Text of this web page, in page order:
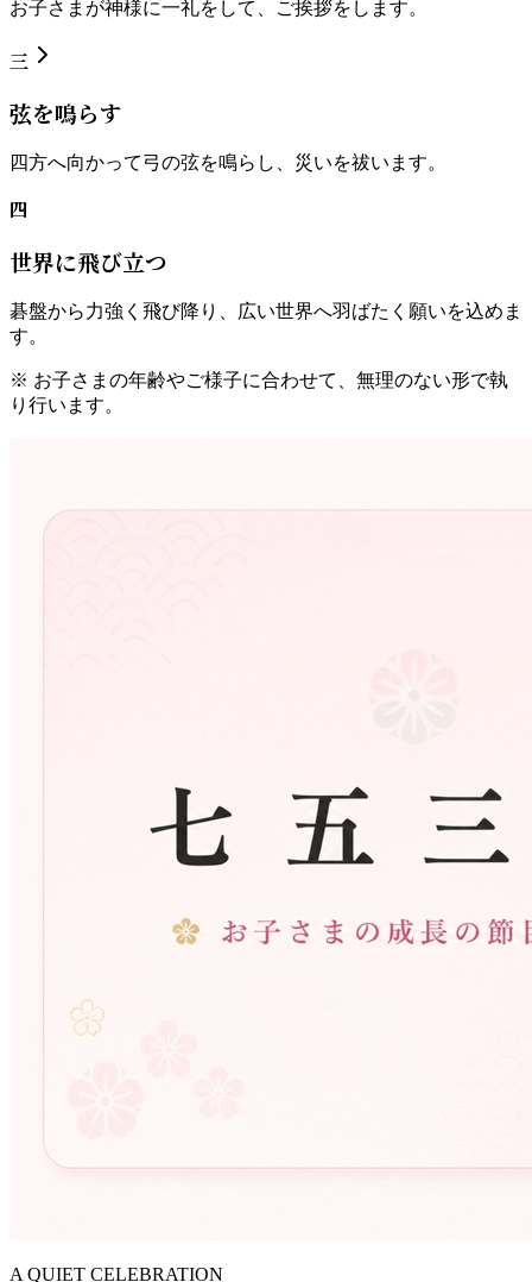
お子さまが神様に一礼をして、ご挨拶をします。
三
弦を鳴らす
四方へ向かって弓の弦を鳴らし、災いを祓います。
四
世界に飛び立つ
碁盤から力強く飛び降り、広い世界へ羽ばたく願いを込めま
す。
※ お子さまの年齢やご様子に合わせて、無理のない形で執
り行います。
A QUIET CELEBRATION